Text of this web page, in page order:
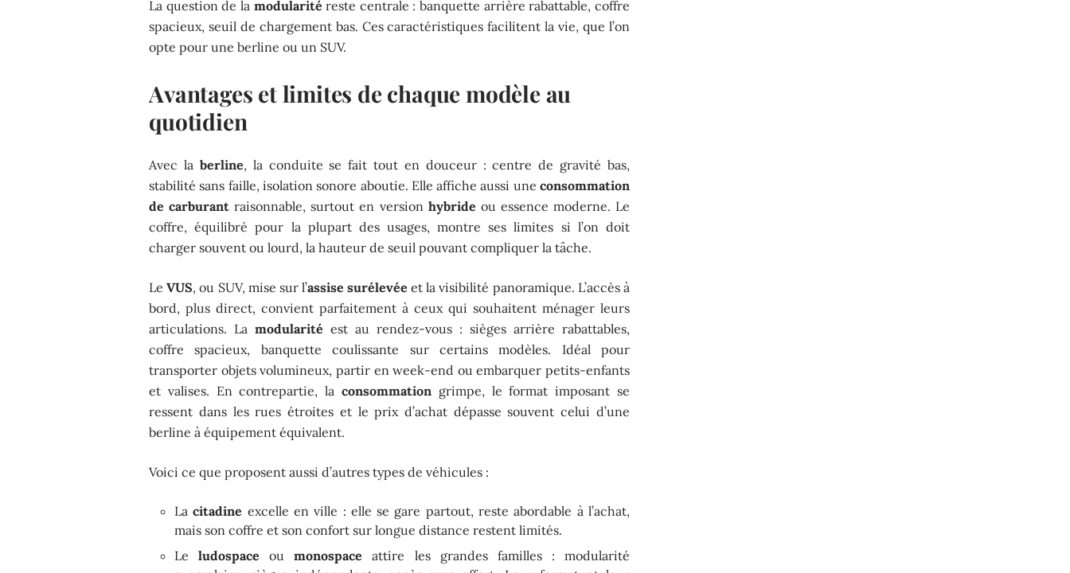
La question de la modularité reste centrale : banquette arrière rabattable, coffre
spacieux, seuil de chargement bas. Ces caractéristiques facilitent la vie, que l’on
opte pour une berline ou un SUV.
Avantages et limites de chaque modèle au
quotidien
Avec la berline, la conduite se fait tout en douceur : centre de gravité bas,
stabilité sans faille, isolation sonore aboutie. Elle affiche aussi une consommation
de carburant raisonnable, surtout en version hybride ou essence moderne. Le
coffre, équilibré pour la plupart des usages, montre ses limites si l’on doit
charger souvent ou lourd, la hauteur de seuil pouvant compliquer la tâche.
LeVUS, ou SUV, mise sur l’assise surélevée et la visibilité panoramique. L’accès à
bord, plus direct, convient parfaitement à ceux qui souhaitent ménager leurs
articulations. Lamodularité est au rendez-vous : sièges arrière rabattables,
coffre spacieux, banquette coulissante sur certains modèles. Idéal pour
transporter objets volumineux, partir en week-end ou embarquer petits-enfants
et valises. En contrepartie, la consommation grimpe, le format imposant se
ressent dans les rues étroites et le prix d’achat dépasse souvent celui d’une
berline à équipement équivalent.
Voici ce que proposent aussi d’autres types de véhicules :
Lacitadine excelle en ville : elle se gare partout, reste abordable à l’achat,
mais son coffre et son confort sur longue distance restent limités.
Leludospace oumonospace attire les grandes familles : modularité